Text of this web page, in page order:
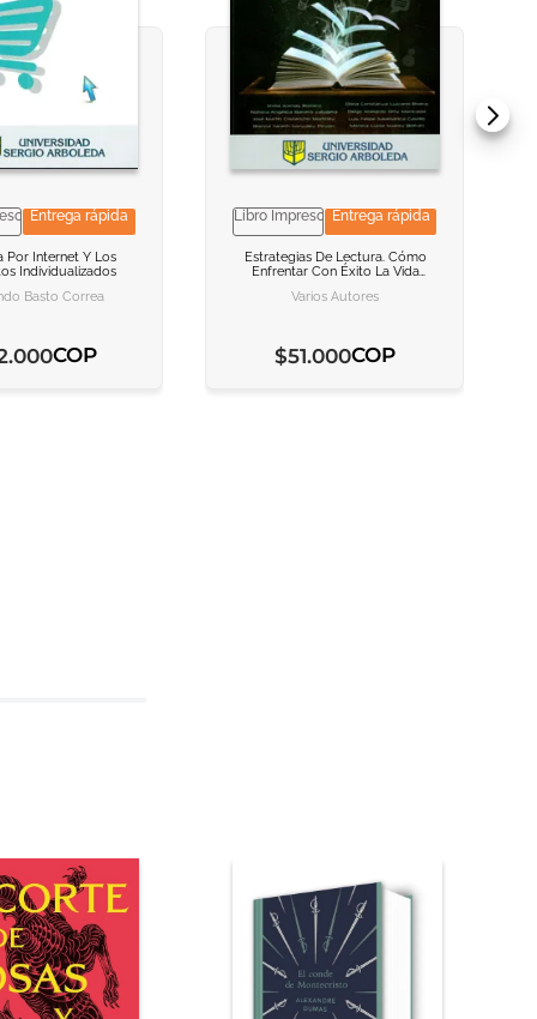
INFORMACION
AL CARRITO
INFORMACION
AL CARRITO
Entrega rápida
Por Internet Y Los
Individualizados
Basto Correa
.000COP
VER INFORMACION
AGREGAR AL CARRITO
VER INFORMACION
AGREGAR AL CARRITO
Libro Impreso Entrega rápida
Estrategias De Lectura. Cómo
Enfrentar Con Éxito La Vida
Varios Autores
$51.000COP